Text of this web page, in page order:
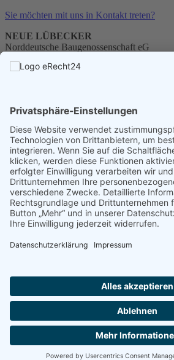
Sie möchten mit uns in Kontakt treten?
NEUE LÜBECKER
Norddeutsche Baugenossenschaft eG
Telefon0451 1405-0
Datenschutz Impressum Barrierefreiheit